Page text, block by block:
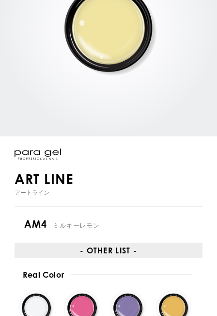
ART LINE
アートライン
AM4 ミルキーレモン
- OTHER LIST -
Real Color